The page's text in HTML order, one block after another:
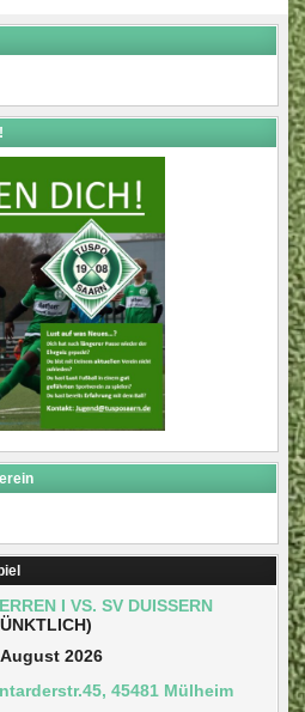
I VS. SV DUISSERN
2026
45481 Mülheim